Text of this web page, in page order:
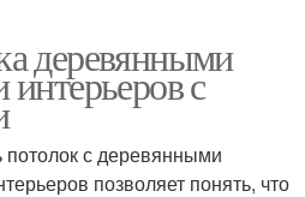
деревянными
с
с деревянными
позволяет понять, что